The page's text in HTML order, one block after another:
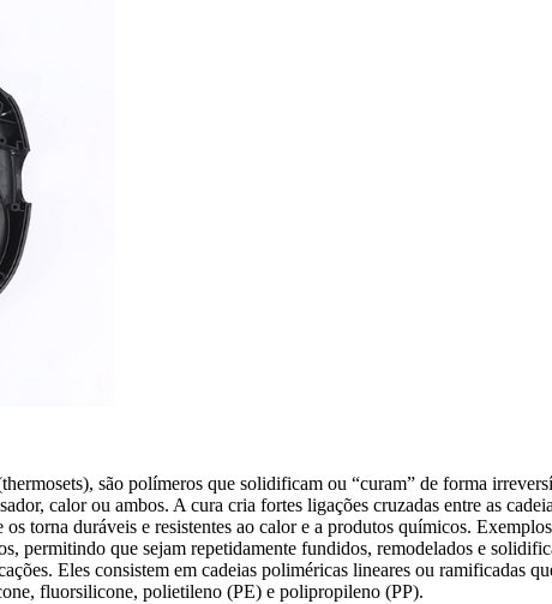
são polímeros que solidificam ou “curam” de forma
calor ou ambos. A cura cria fortes ligações cruzadas entre as
torna duráveis e resistentes ao calor e a produtos químicos.
permitindo que sejam repetidamente fundidos, remodelados e
Eles consistem em cadeias poliméricas lineares ou ramificadas
, fluorsilicone, polietileno (PE) e polipropileno (PP).